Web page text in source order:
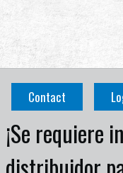
Contact
¡Se requiere